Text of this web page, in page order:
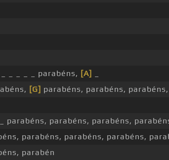
_ _ _ _ parabéns, [A]
[G] parabéns, parabéns,
parabéns, parabéns, parabéns,
parabéns, parabéns, parabéns,
parabén